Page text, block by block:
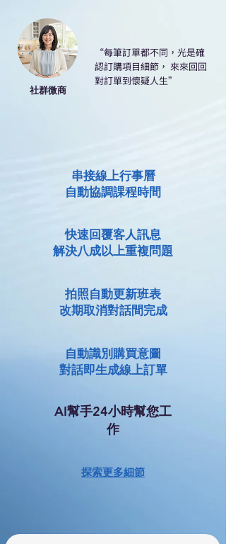
社群微商
​“每筆訂單都不同，光是確
認訂購項目細節， 來來回回
對訂單到懷疑人生”
​串接線上行事曆
自動協調課程時間
​快速回覆客人訊息
解決八成以上重複問題
拍照自動更新班表
改期取消對話間完成
自動識別購買意圖
​對話即生成線上訂單
AI幫手24小時幫您工
作
探索更多細節